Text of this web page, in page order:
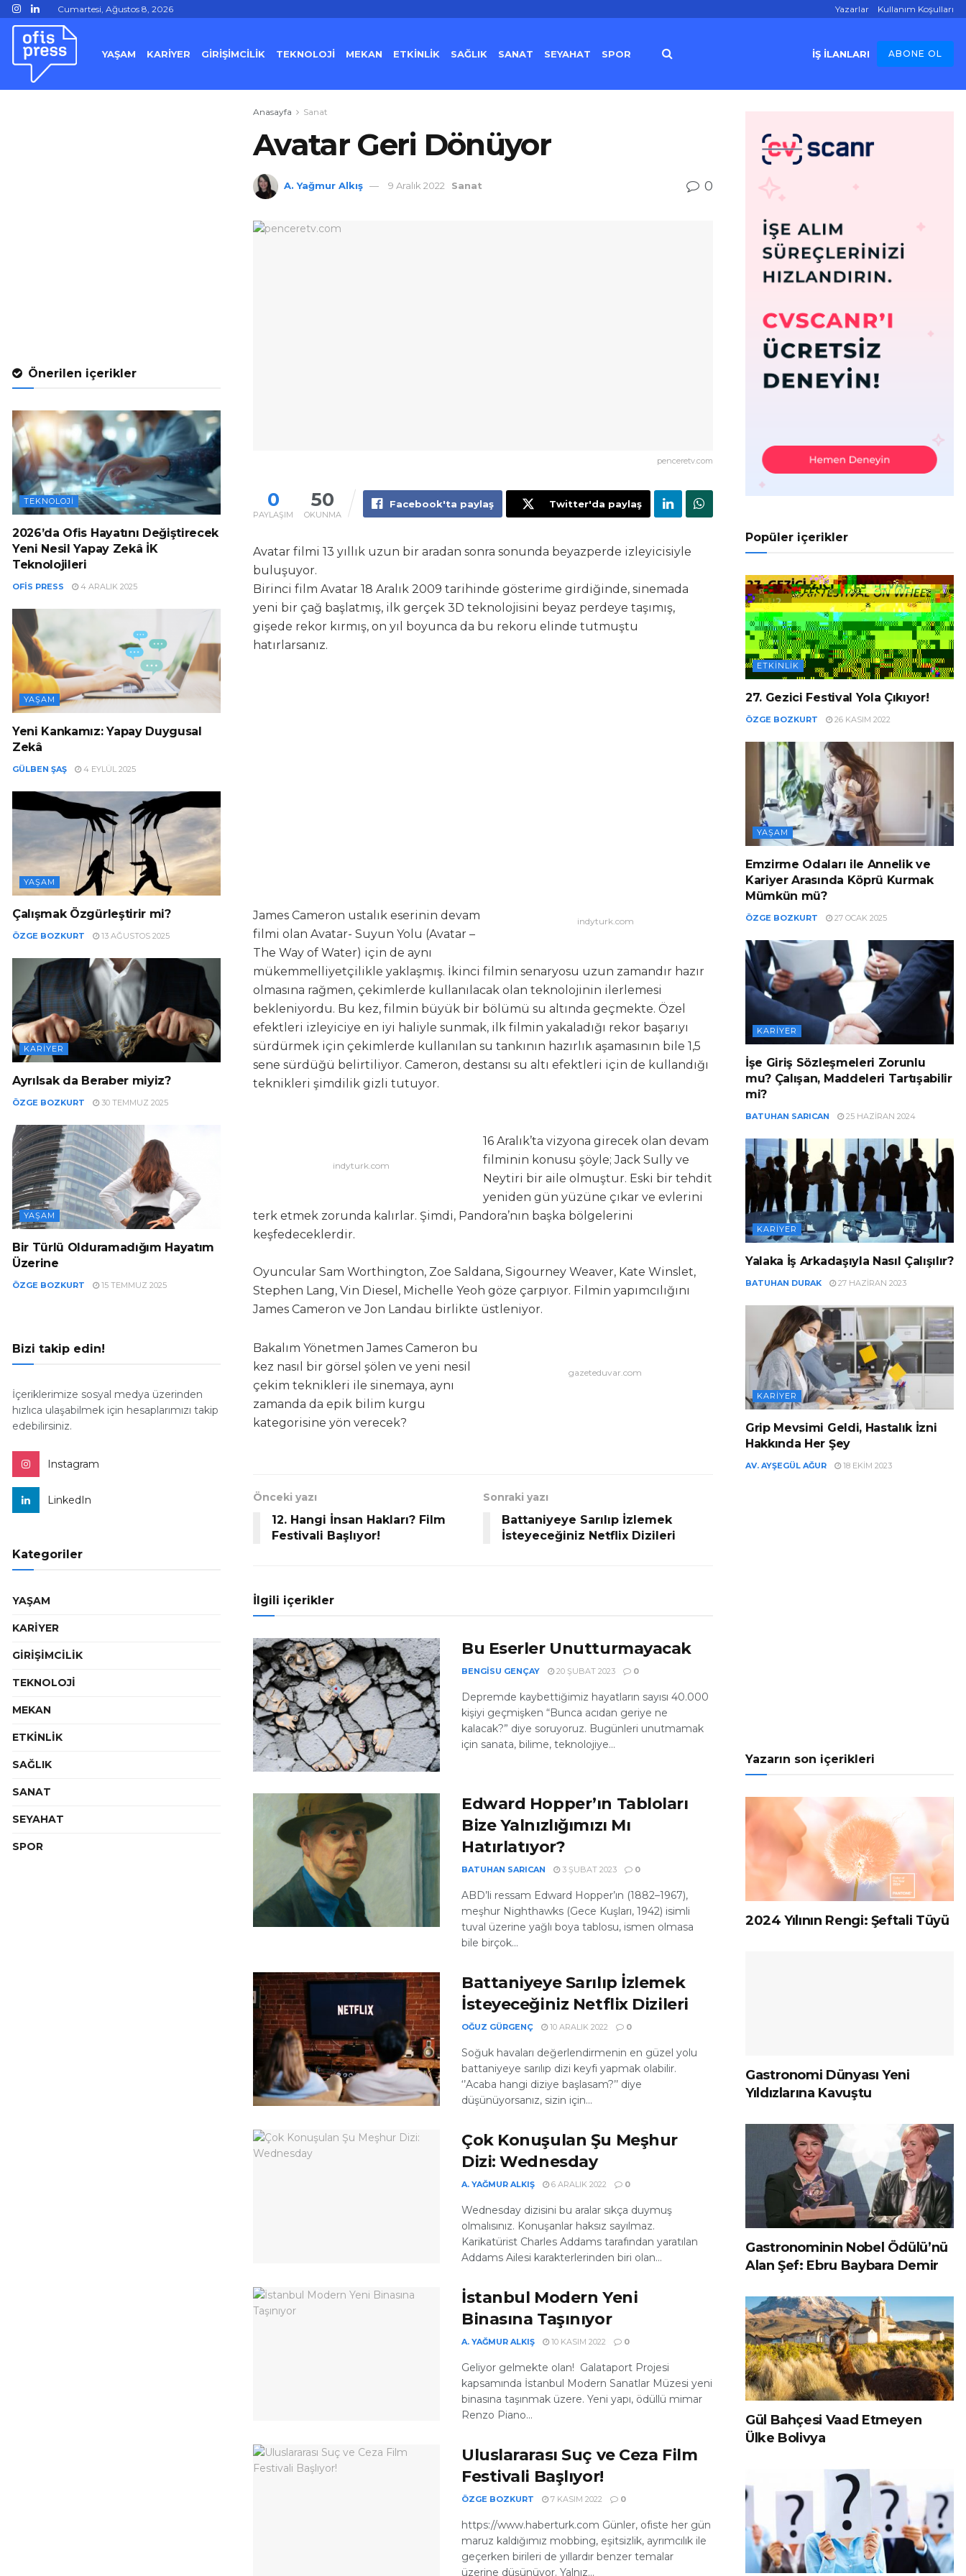
Cumartesi, Ağustos 8, 2026 Yazarlar Kullanım Koşulları
YAŞAM KARİYER GİRİŞİMCİLİK TEKNOLOJİ MEKAN ETKİNLİK SAĞLIK SANAT SEYAHAT SPOR İŞ İLANLARI ABONE OL
Anasayfa Sanat
Avatar Geri Dönüyor
A. Yağmur Alkış 9 Aralık 2022 Sanat 0
penceretv.com
0
PAYLAŞIM
50
OKUNMA
Facebook'ta paylaş Twitter'da paylaş
Avatar filmi 13 yıllık uzun bir aradan sonra sonunda beyazperde izleyicisiyle
buluşuyor.
Birinci film Avatar 18 Aralık 2009 tarihinde gösterime girdiğinde, sinemada
yeni bir çağ başlatmış, ilk gerçek 3D teknolojisini beyaz perdeye taşımış,
gişede rekor kırmış, on yıl boyunca da bu rekoru elinde tutmuştu
hatırlarsanız.
indyturk.com
James Cameron ustalık eserinin devam
filmi olan Avatar- Suyun Yolu (Avatar –
The Way of Water) için de aynı
mükemmelliyetçilikle yaklaşmış. İkinci filmin senaryosu uzun zamandır hazır
olmasına rağmen, çekimlerde kullanılacak olan teknolojinin ilerlemesi
bekleniyordu. Bu kez, filmin büyük bir bölümü su altında geçmekte. Özel
efektleri izleyiciye en iyi haliyle sunmak, ilk filmin yakaladığı rekor başarıyı
sürdürmek için çekimlerde kullanılan su tankının hazırlık aşamasının bile 1,5
sene sürdüğü belirtiliyor. Cameron, destansı su altı efektleri için de kullandığı
teknikleri şimdilik gizli tutuyor.
indyturk.com
16 Aralık’ta vizyona girecek olan devam
filminin konusu şöyle; Jack Sully ve
Neytiri bir aile olmuştur. Eski bir tehdit
yeniden gün yüzüne çıkar ve evlerini
terk etmek zorunda kalırlar. Şimdi, Pandora’nın başka bölgelerini
keşfedeceklerdir.
Oyuncular Sam Worthington, Zoe Saldana, Sigourney Weaver, Kate Winslet,
Stephen Lang, Vin Diesel, Michelle Yeoh göze çarpıyor. Filmin yapımcılığını
James Cameron ve Jon Landau birlikte üstleniyor.
gazeteduvar.com
Bakalım Yönetmen James Cameron bu
kez nasıl bir görsel şölen ve yeni nesil
çekim teknikleri ile sinemaya, aynı
zamanda da epik bilim kurgu
kategorisine yön verecek?
Önceki yazı
12. Hangi İnsan Hakları? Film
Festivali Başlıyor!
Sonraki yazı
Battaniyeye Sarılıp İzlemek
İsteyeceğiniz Netflix Dizileri
İlgili içerikler
Bu Eserler Unutturmayacak
BENGISU GENÇAY 20 ŞUBAT 2023 0
Depremde kaybettiğimiz hayatların sayısı 40.000
kişiyi geçmişken “Bunca acıdan geriye ne
kalacak?” diye soruyoruz. Bugünleri unutmamak
için sanata, bilime, teknolojiye...
Edward Hopper’ın Tabloları
Bize Yalnızlığımızı Mı
Hatırlatıyor?
BATUHAN SARICAN 3 ŞUBAT 2023 0
ABD’li ressam Edward Hopper’ın (1882–1967),
meşhur Nighthawks (Gece Kuşları, 1942) isimli
tuval üzerine yağlı boya tablosu, ismen olmasa
bile birçok...
Battaniyeye Sarılıp İzlemek
İsteyeceğiniz Netflix Dizileri
OĞUZ GÜRGENÇ 10 ARALIK 2022 0
Soğuk havaları değerlendirmenin en güzel yolu
battaniyeye sarılıp dizi keyfi yapmak olabilir.
‘’Acaba hangi diziye başlasam?’’ diye
düşünüyorsanız, sizin için...
Çok Konuşulan Şu Meşhur
Dizi: Wednesday
A. YAĞMUR ALKIŞ 6 ARALIK 2022 0
Wednesday dizisini bu aralar sıkça duymuş
olmalısınız. Konuşanlar haksız sayılmaz.
Karikatürist Charles Addams tarafından yaratılan
Addams Ailesi karakterlerinden biri olan...
İstanbul Modern Yeni
Binasına Taşınıyor
A. YAĞMUR ALKIŞ 10 KASIM 2022 0
Geliyor gelmekte olan! Galataport Projesi
kapsamında İstanbul Modern Sanatlar Müzesi yeni
binasına taşınmak üzere. Yeni yapı, ödüllü mimar
Renzo Piano...
Uluslararası Suç ve Ceza Film
Festivali Başlıyor!
ÖZGE BOZKURT 7 KASIM 2022 0
https://www.haberturk.com Günler, ofiste her gün
maruz kaldığımız mobbing, eşitsizlik, ayrımcılık ile
geçerken birileri de yıllardır benzer temalar
üzerine düşünüyor. Yalnız...
Önerilen içerikler
TEKNOLOJI
2026’da Ofis Hayatını Değiştirecek
Yeni Nesil Yapay Zekâ İK
Teknolojileri
OFIS PRESS 4 ARALIK 2025
YAŞAM
Yeni Kankamız: Yapay Duygusal
Zekâ
GÜLBEN ŞAŞ 4 EYLÜL 2025
YAŞAM
Çalışmak Özgürleştirir mi?
ÖZGE BOZKURT 13 AĞUSTOS 2025
KARIYER
Ayrılsak da Beraber miyiz?
ÖZGE BOZKURT 30 TEMMUZ 2025
YAŞAM
Bir Türlü Olduramadığım Hayatım
Üzerine
ÖZGE BOZKURT 15 TEMMUZ 2025
Bizi takip edin!
İçeriklerimize sosyal medya üzerinden
hızlıca ulaşabilmek için hesaplarımızı takip
edebilirsiniz.
Instagram
LinkedIn
Kategoriler
YAŞAM
KARİYER
GİRİŞİMCİLİK
TEKNOLOJİ
MEKAN
ETKİNLİK
SAĞLIK
SANAT
SEYAHAT
SPOR
Popüler içerikler
ETKINLIK
27. Gezici Festival Yola Çıkıyor!
ÖZGE BOZKURT 26 KASIM 2022
YAŞAM
Emzirme Odaları ile Annelik ve
Kariyer Arasında Köprü Kurmak
Mümkün mü?
ÖZGE BOZKURT 27 OCAK 2025
KARIYER
İşe Giriş Sözleşmeleri Zorunlu
mu? Çalışan, Maddeleri Tartışabilir
mi?
BATUHAN SARICAN 25 HAZIRAN 2024
KARIYER
Yalaka İş Arkadaşıyla Nasıl Çalışılır?
BATUHAN DURAK 27 HAZIRAN 2023
KARIYER
Grip Mevsimi Geldi, Hastalık İzni
Hakkında Her Şey
AV. AYŞEGÜL AĞUR 18 EKIM 2023
Yazarın son içerikleri
2024 Yılının Rengi: Şeftali Tüyü
Gastronomi Dünyası Yeni
Yıldızlarına Kavuştu
Gastronominin Nobel Ödülü’nü
Alan Şef: Ebru Baybara Demir
Gül Bahçesi Vaad Etmeyen
Ülke Bolivya